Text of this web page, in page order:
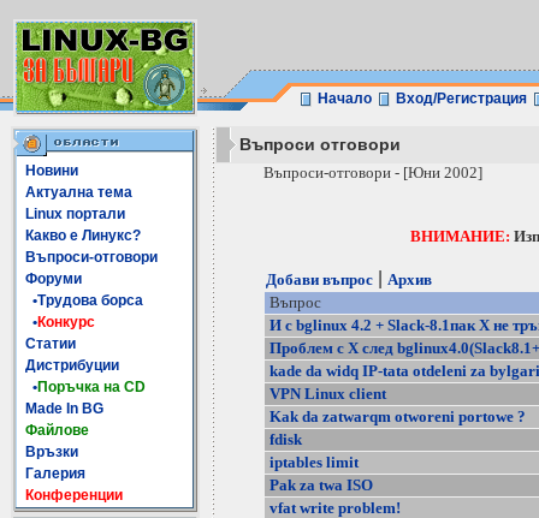
Начало Вход/Регистрация
Новини
Актуална тема
Linux портали
Какво е Линукс?
Въпроси-отговори
Форуми
•Трудова борса
•Конкурс
Статии
Дистрибуции
•Поръчка на CD
Made In BG
Файлове
Връзки
Галерия
Конференции
Въпроси отговори
Въпроси-отговори - [Юни 2002]
ВНИМАНИЕ:
Добави въпрос| Архив
Въпрос
И с bglinux 4.2 + Slack-8.1пак Х не
Проблем с Х след
kade da widq IP-tata otdeleni za
VPN Linux client
Kak da zatwarqm otworeni portowe ?
fdisk
iptables limit
Pak za twa ISO
vfat write problem!